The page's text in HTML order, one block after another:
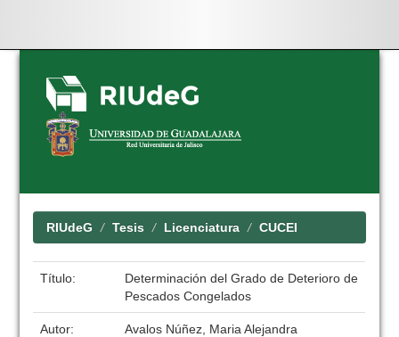
Skip
navigation
RIUdeG Tesis Licenciatura CUCEI
Título:
Determinación del Grado de Deterioro de
Pescados Congelados
Autor: Avalos Núñez, Maria Alejandra